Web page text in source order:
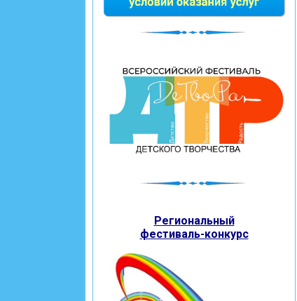
Региональный
фестиваль-конкурс